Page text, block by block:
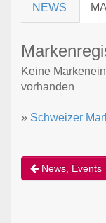
NEWS
Keine
vorhanden
» Schweizer
News, Events